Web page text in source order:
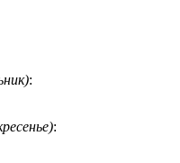
:
: